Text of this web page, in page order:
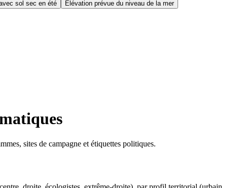
sol sec en été
Élévation prévue du niveau de la mer
sites de campagne et étiquettes politiques.